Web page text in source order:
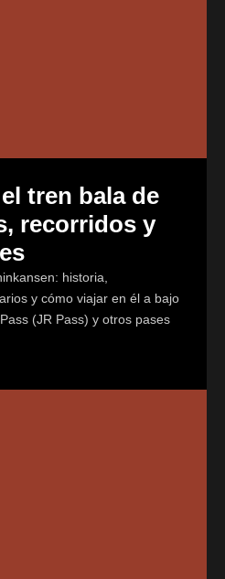
tren bala de
recorridos y
historia,
y cómo viajar en él a bajo
(JR Pass) y otros pases